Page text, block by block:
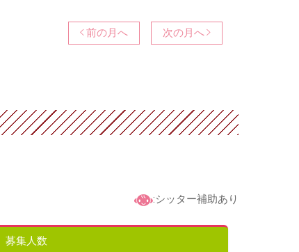
前の月へ 次の月へ
:シッター補助あり
募集人数